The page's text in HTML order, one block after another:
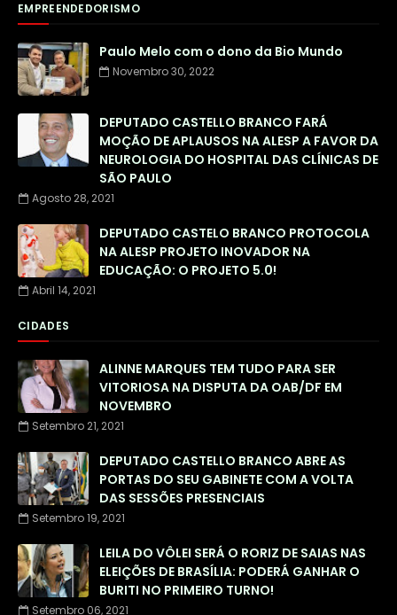
EMPREENDEDORISMO
Paulo Melo com o dono da Bio Mundo
Novembro 30, 2022
DEPUTADO CASTELLO BRANCO FARÁ
MOÇÃO DE APLAUSOS NA ALESP A FAVOR DA
NEUROLOGIA DO HOSPITAL DAS CLÍNICAS DE
SÃO PAULO
Agosto 28, 2021
DEPUTADO CASTELO BRANCO PROTOCOLA
NA ALESP PROJETO INOVADOR NA
EDUCAÇÃO: O PROJETO 5.0!
Abril 14, 2021
CIDADES
ALINNE MARQUES TEM TUDO PARA SER
VITORIOSA NA DISPUTA DA OAB/DF EM
NOVEMBRO
Setembro 21, 2021
DEPUTADO CASTELLO BRANCO ABRE AS
PORTAS DO SEU GABINETE COM A VOLTA
DAS SESSÕES PRESENCIAIS
Setembro 19, 2021
LEILA DO VÔLEI SERÁ O RORIZ DE SAIAS NAS
ELEIÇÕES DE BRASÍLIA: PODERÁ GANHAR O
BURITI NO PRIMEIRO TURNO!
Setembro 06, 2021